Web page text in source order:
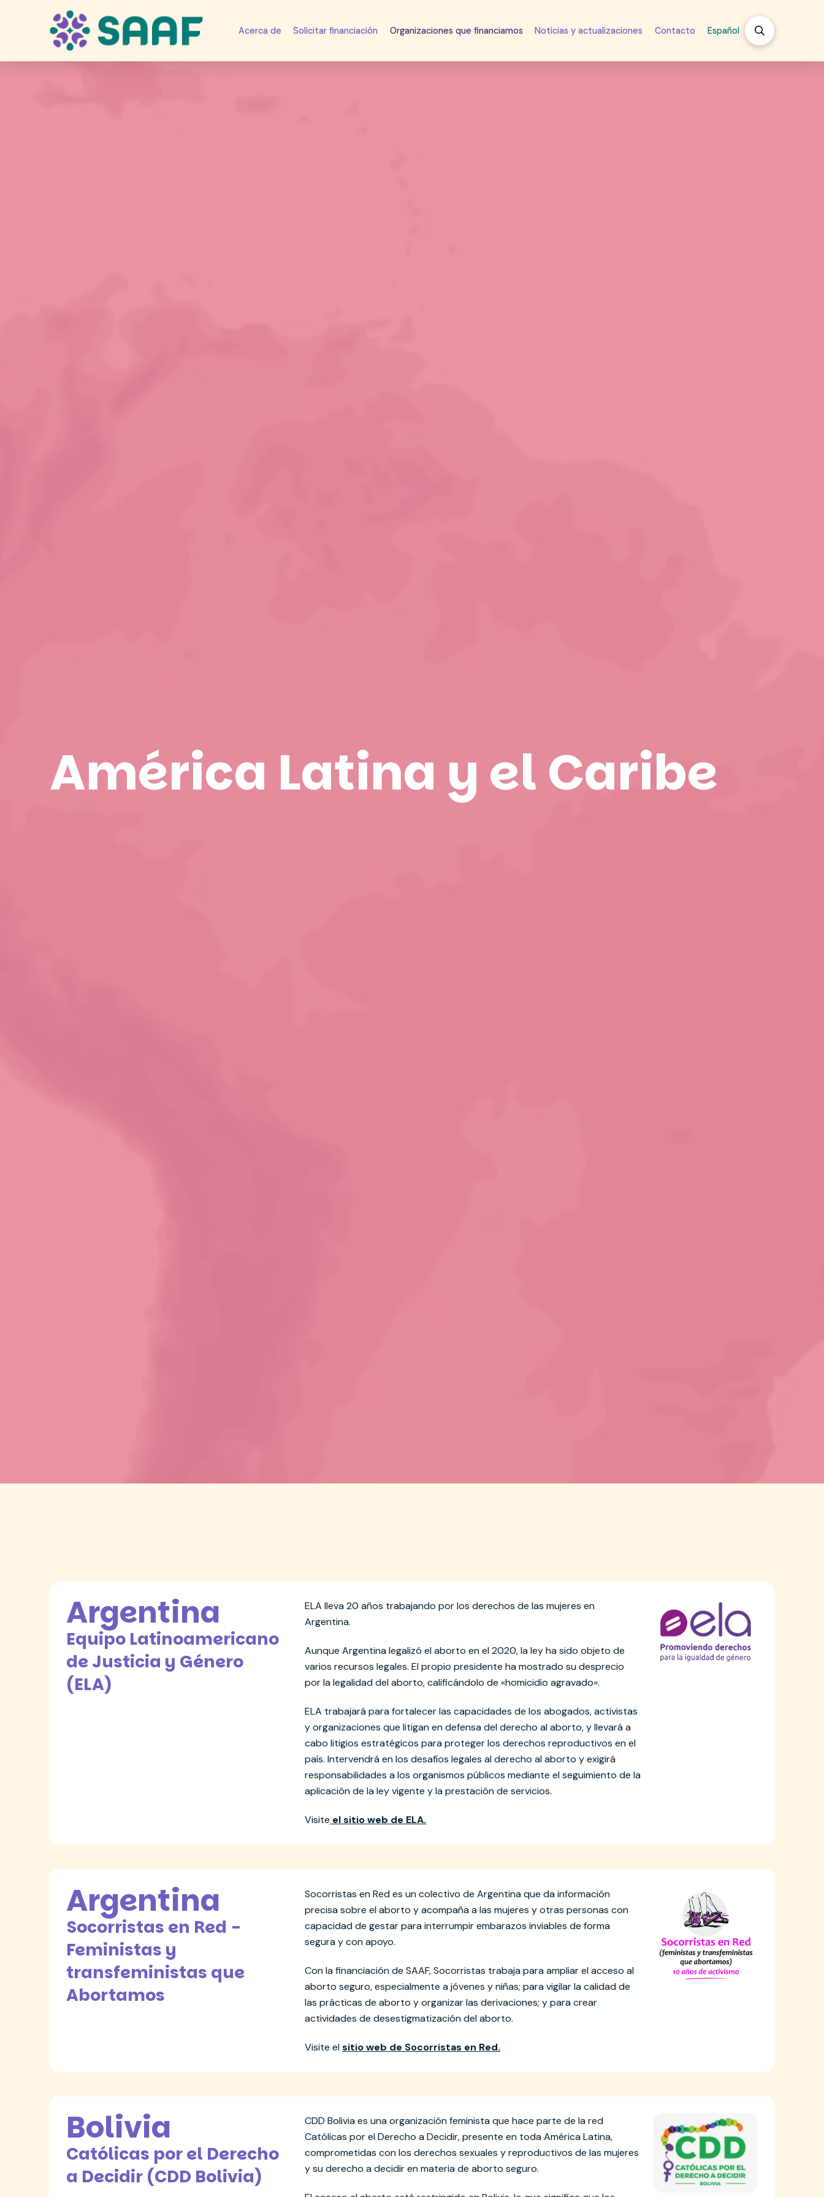
Acerca de Solicitar financiación Organizaciones que financiamos Noticias y actualizaciones Contacto Español
América Latina y el Caribe
Argentina
Equipo Latinoamericano
de Justicia y Género
(ELA)
ELA lleva 20 años trabajando por los derechos de las mujeres en
Argentina.
Aunque Argentina legalizó el aborto en el 2020, la ley ha sido objeto de
varios recursos legales. El propio presidente ha mostrado su desprecio
por la legalidad del aborto, calificándolo de «homicidio agravado».
ELA trabajará para fortalecer las capacidades de los abogados, activistas
y organizaciones que litigan en defensa del derecho al aborto, y llevará a
cabo litigios estratégicos para proteger los derechos reproductivos en el
país. Intervendrá en los desafíos legales al derecho al aborto y exigirá
responsabilidades a los organismos públicos mediante el seguimiento de la
aplicación de la ley vigente y la prestación de servicios.
Visite el sitio web de ELA.
Argentina
Socorristas en Red -
Feministas y
transfeministas que
Abortamos
Socorristas en Red es un colectivo de Argentina que da información
precisa sobre el aborto y acompaña a las mujeres y otras personas con
capacidad de gestar para interrumpir embarazos inviables de forma
segura y con apoyo.
Con la financiación de SAAF, Socorristas trabaja para ampliar el acceso al
aborto seguro, especialmente a jóvenes y niñas; para vigilar la calidad de
las prácticas de aborto y organizar las derivaciones; y para crear
actividades de desestigmatización del aborto.
Visite elsitio web de Socorristas en Red.
Bolivia
Católicas por el Derecho
a Decidir (CDD Bolivia)
CDD Bolivia es una organización feminista que hace parte de la red
Católicas por el Derecho a Decidir, presente en toda América Latina,
comprometidas con los derechos sexuales y reproductivos de las mujeres
y su derecho a decidir en materia de aborto seguro.